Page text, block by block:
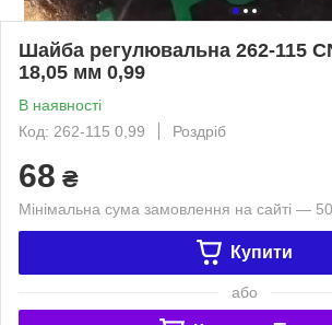
Шайба регулювальна 262-115
18,05 мм 0,99
В наявності
Код: 262-115 0,99
Роздріб
68 ₴
Мінімальна сума замовлення на сайті —
Купити
або